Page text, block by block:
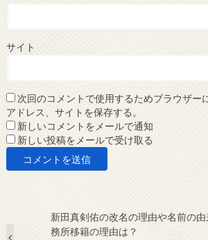
サイト
次回のコメントで使用するためブラウザー
アドレス、サイトを保存する。
新しいコメントをメールで通知
新しい投稿をメールで受け取る
新田真剣佑の改名の理由や名前の
務所移籍の理由は？